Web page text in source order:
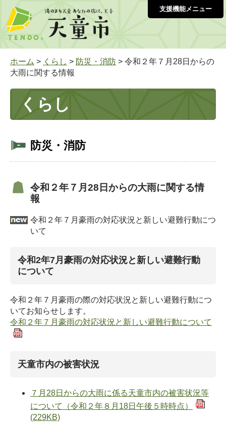
支援機能メニュー
ホーム > くらし > 防災・消防 > 令和２年７月28日からの
大雨に関する情報
くらし
防災・消防
令和２年７月28日からの大雨に関する情
報
令和２年７月豪雨の対応状況と新しい避難行動につ
いて
令和2年7月豪雨の対応状況と新しい避難行動
について
令和２年７月豪雨の際の対応状況と新しい避難行動につ
いてお知らせします。
令和２年７月豪雨の対応状況と新しい避難行動について
天童市内の被害状況
７月28日からの大雨に係る天童市内の被害状況等
について（令和２年８月18日午後５時時点）
(229KB)